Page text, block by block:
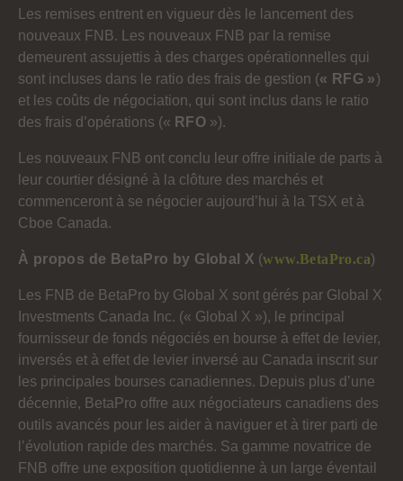
Les remises entrent en vigueur dès le lancement des
nouveaux FNB. Les nouveaux FNB par la remise
demeurent assujettis à des charges opérationnelles qui
sont incluses dans le ratio des frais de gestion (« RFG »)
et les coûts de négociation, qui sont inclus dans le ratio
des frais d’opérations (« RFO »).
Les nouveaux FNB ont conclu leur offre initiale de parts à
leur courtier désigné à la clôture des marchés et
commenceront à se négocier aujourd’hui à la TSX et à
Cboe Canada.
À propos de BetaPro by Global X (www.BetaPro.ca)
Les FNB de BetaPro by Global X sont gérés par Global X
Investments Canada Inc. (« Global X »), le principal
fournisseur de fonds négociés en bourse à effet de levier,
inversés et à effet de levier inversé au Canada inscrit sur
les principales bourses canadiennes. Depuis plus d’une
décennie, BetaPro offre aux négociateurs canadiens des
outils avancés pour les aider à naviguer et à tirer parti de
l’évolution rapide des marchés. Sa gamme novatrice de
FNB offre une exposition quotidienne à un large éventail